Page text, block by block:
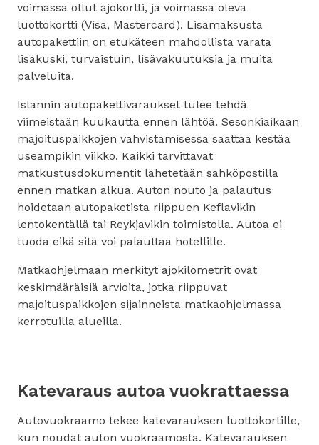
voimassa ollut ajokortti, ja voimassa oleva
luottokortti (Visa, Mastercard). Lisämaksusta
autopakettiin on etukäteen mahdollista varata
lisäkuski, turvaistuin, lisävakuutuksia ja muita
palveluita.
Islannin autopakettivaraukset tulee tehdä
viimeistään kuukautta ennen lähtöä. Sesonkiaikaan
majoituspaikkojen vahvistamisessa saattaa kestää
useampikin viikko. Kaikki tarvittavat
matkustusdokumentit lähetetään sähköpostilla
ennen matkan alkua. Auton nouto ja palautus
hoidetaan autopaketista riippuen Keflavikin
lentokentällä tai Reykjavikin toimistolla. Autoa ei
tuoda eikä sitä voi palauttaa hotellille.
Matkaohjelmaan merkityt ajokilometrit ovat
keskimääräisiä arvioita, jotka riippuvat
majoituspaikkojen sijainneista matkaohjelmassa
kerrotuilla alueilla.
Katevaraus autoa vuokrattaessa
Autovuokraamo tekee katevarauksen luottokortille,
kun noudat auton vuokraamosta. Katevarauksen